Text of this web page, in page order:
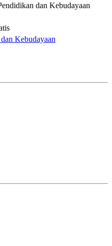
dan Kebudayaan
Kebudayaan